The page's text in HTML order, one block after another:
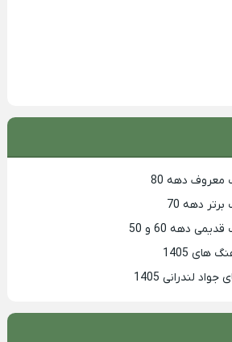
1405
لندرانی 1405